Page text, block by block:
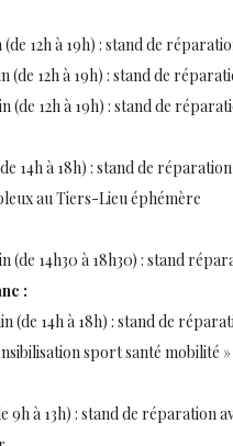
(de 12h à 19h) : stand de
(de 12h à 19h) : stand de
(de 12h à 19h) : stand de
14h à 18h) : stand de
au Tiers-Lieu éphémère
(de 14h30 à 18h30) : stand
:
(de 14h à 18h) : stand de
sport santé mobilité
9h à 13h) : stand de réparation